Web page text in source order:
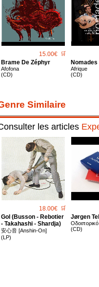
15.00€ 🛒
Brame De Zéphyr
Afofona
(CD)
Nomades
Afrique
(CD)
Similaire
les articles
18.00€ 🛒
Gol (Busson - Rebotier
- Takahashi - Shardja)
安心音 [Anshin-On]
(LP)
Jørgen
Οδοιπορικό
(CD)